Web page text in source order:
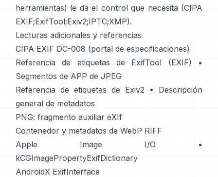
herramientas) le da el control que necesita (CIPA
EXIF;ExifTool;Exiv2;IPTC;XMP).
Lecturas adicionales y referencias
CIPA EXIF DC-008 (portal de especificaciones)
Referencia de etiquetas de ExifTool (EXIF) •
Segmentos de APP de JPEG
Referencia de etiquetas de Exiv2 •
Descripción
general de metadatos
PNG: fragmento auxiliar eXIf
Contenedor y metadatos de WebP RIFF
Apple Image I/O •
kCGImagePropertyExifDictionary
AndroidX ExifInterface